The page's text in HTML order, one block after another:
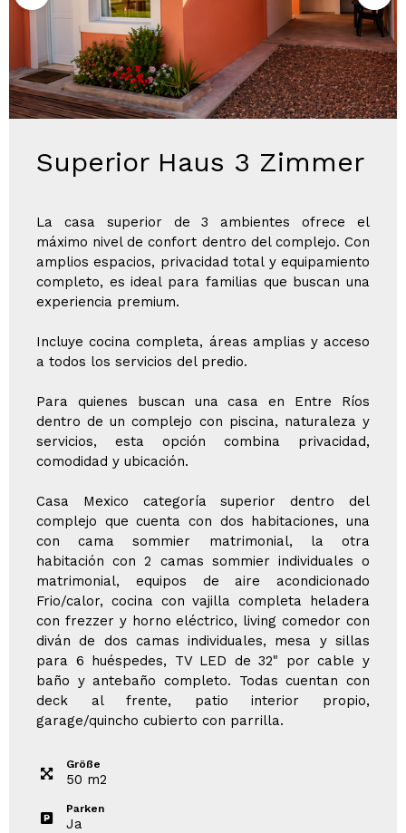
Superior Haus 3 Zimmer
La casa superior de 3 ambientes ofrece el
máximo nivel de confort dentro del complejo. Con
amplios espacios, privacidad total y equipamiento
completo, es ideal para familias que buscan una
experiencia premium.
Incluye cocina completa, áreas amplias y acceso
a todos los servicios del predio.
Para quienes buscan una casa en Entre Ríos
dentro de un complejo con piscina, naturaleza y
servicios, esta opción combina privacidad,
comodidad y ubicación.
Casa Mexico categoría superior dentro del
complejo que cuenta con dos habitaciones, una
con cama sommier matrimonial, la otra
habitación con 2 camas sommier individuales o
matrimonial, equipos de aire acondicionado
Frio/calor, cocina con vajilla completa heladera
con frezzer y horno eléctrico, living comedor con
diván de dos camas individuales, mesa y sillas
para 6 huéspedes, TV LED de 32" por cable y
baño y antebaño completo. Todas cuentan con
deck al frente, patio interior propio,
garage/quincho cubierto con parrilla.
Größe
50 m2
Parken
Ja